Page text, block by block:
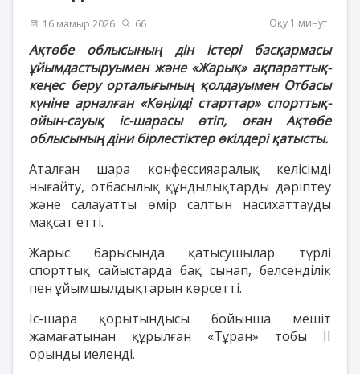
16 мамыр 2026 66 Оқу 1 минут
Ақтөбе облысының дін істері басқармасы
ұйымдастыруымен және «Жарық» ақпараттық-
кеңес беру орталығының қолдауымен Отбасы
күніне арналған «Көңілді старттар» спорттық-
ойын-сауық іс-шарасы өтіп, оған Ақтөбе
облысының діни бірлестіктер өкілдері қатысты.
Аталған шара конфессияаралық келісімді
нығайту, отбасылық құндылықтарды дәріптеу
және салауатты өмір салтын насихаттауды
мақсат етті.
Жарыс барысында қатысушылар түрлі
спорттық сайыстарда бақ сынап, белсенділік
пен ұйымшылдықтарын көрсетті.
Іс-шара қорытындысы бойынша мешіт
жамағатынан құрылған «Тұран» тобы ІІ
орынды иеленді.